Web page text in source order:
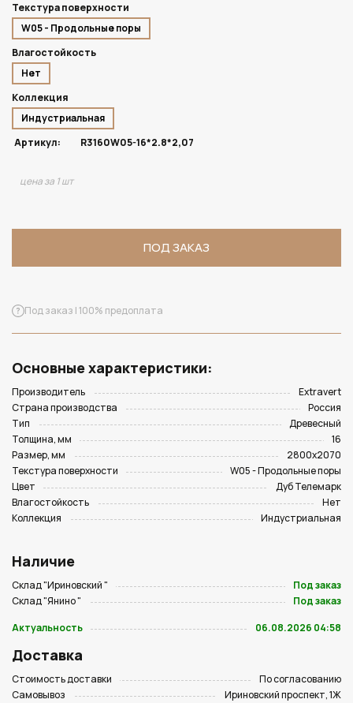
Текстура поверхности
W05 - Продольные поры
Влагостойкость
Нет
Коллекция
Индустриальная
Артикул:
R3160W05-16*2.8*2,07
цена за 1 шт
ПОД ЗАКАЗ
Под заказ | 100% предоплата
Основные характеристики:
Производитель
Extravert
Страна производства
Россия
Тип
Древесный
Толщина, мм
16
Размер, мм
2800х2070
Текстура поверхности
W05 - Продольные поры
Цвет
Дуб Телемарк
Влагостойкость
Нет
Коллекция
Индустриальная
Наличие
Склад "Ириновский "
Под заказ
Склад "Янино "
Под заказ
Актуальность
06.08.2026 04:58
Доставка
Стоимость доставки
По согласованию
Самовывоз
Ириновский проспект, 1Ж